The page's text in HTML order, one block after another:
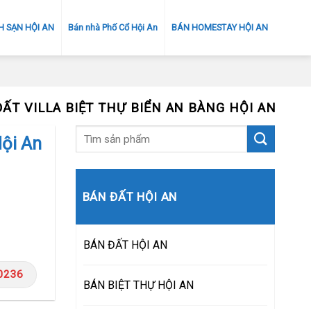
SẠN HỘI AN Bán nhà Phố Cổ Hội An BÁN HOMESTAY HỘI AN
VILLA BIỆT THỰ BIỂN AN BÀNG HỘI AN
An
BÁN ĐẤT HỘI AN
BÁN ĐẤT HỘI AN
BÁN BIỆT THỰ HỘI AN